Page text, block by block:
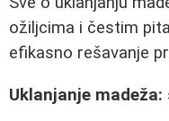
ožiljcima i čestim
efikasno rešavanje
Uklanjanje